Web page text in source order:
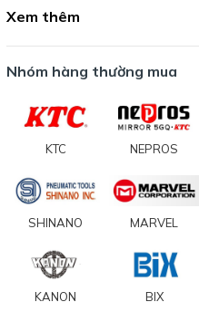
Xem thêm
Nhóm hàng thường mua
KTC NEPROS
SHINANO MARVEL
KANON BIX